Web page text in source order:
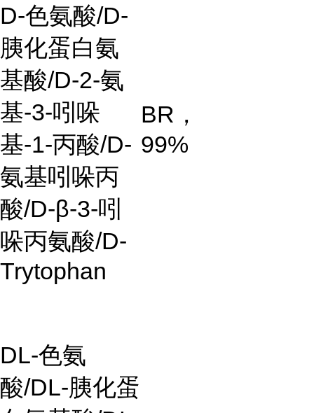
D-色氨酸/D-
胰化蛋白氨
基酸/D-2-氨
基-3-吲哚
基-1-丙酸/D-
氨基吲哚丙
酸/D-β-3-吲
哚丙氨酸/D-
Trytophan
BR，
99%
DL-色氨
酸/DL-胰化蛋